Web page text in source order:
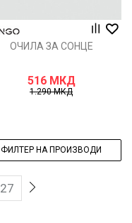
ОЧИЛА ЗА СОНЦЕ
516 МКД
1.290МКД
ФИЛТЕР НА ПРОИЗВОДИ
27